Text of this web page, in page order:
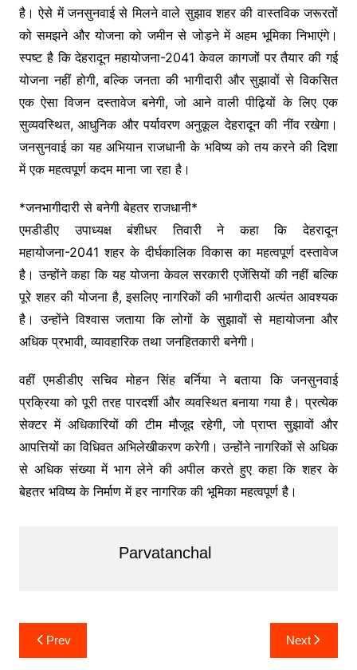
है। ऐसे में जनसुनवाई से मिलने वाले सुझाव शहर की वास्तविक जरूरतों
को समझने और योजना को जमीन से जोड़ने में अहम भूमिका निभाएंगे।
स्पष्ट है कि देहरादून महायोजना-2041 केवल कागजों पर तैयार की गई
योजना नहीं होगी, बल्कि जनता की भागीदारी और सुझावों से विकसित
एक ऐसा विजन दस्तावेज बनेगी, जो आने वाली पीढ़ियों के लिए एक
सुव्यवस्थित, आधुनिक और पर्यावरण अनुकूल देहरादून की नींव रखेगा।
जनसुनवाई का यह अभियान राजधानी के भविष्य को तय करने की दिशा
में एक महत्वपूर्ण कदम माना जा रहा है।
*जनभागीदारी से बनेगी बेहतर राजधानी*
एमडीडीए उपाध्यक्ष बंशीधर तिवारी ने कहा कि देहरादून
महायोजना-2041 शहर के दीर्घकालिक विकास का महत्वपूर्ण दस्तावेज
है। उन्होंने कहा कि यह योजना केवल सरकारी एजेंसियों की नहीं बल्कि
पूरे शहर की योजना है, इसलिए नागरिकों की भागीदारी अत्यंत आवश्यक
है। उन्होंने विश्वास जताया कि लोगों के सुझावों से महायोजना और
अधिक प्रभावी, व्यावहारिक तथा जनहितकारी बनेगी।
वहीं एमडीडीए सचिव मोहन सिंह बर्निया ने बताया कि जनसुनवाई
प्रक्रिया को पूरी तरह पारदर्शी और व्यवस्थित बनाया गया है। प्रत्येक
सेक्टर में अधिकारियों की टीम मौजूद रहेगी, जो प्राप्त सुझावों और
आपत्तियों का विधिवत अभिलेखीकरण करेगी। उन्होंने नागरिकों से अधिक
से अधिक संख्या में भाग लेने की अपील करते हुए कहा कि शहर के
बेहतर भविष्य के निर्माण में हर नागरिक की भूमिका महत्वपूर्ण है।
Parvatanchal
Post
navigation
Prev Next